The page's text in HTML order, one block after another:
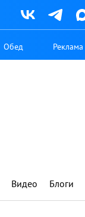
Обед Реклама
Видео Блоги